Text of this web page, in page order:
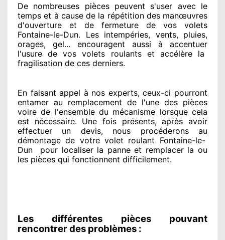
De nombreuses pièces peuvent s'user avec le
temps et à causede la répétition des manœuvres
d'ouverture et de fermeture de vos volets
Fontaine-le-Dun. Les intempéries, vents, pluies,
orages, gel... encouragent aussi à accentuer
l'usure de vos volets roulants et accélère la
fragilisation de ces derniers.
En faisant appel à nos experts, ceux-ci pourront
entamer au remplacement de l'une des pièces
voire de l'ensembledu mécanisme lorsque cela
est nécessaire. Une fois présents, après avoir
effectuer un devis, nous procéderons au
démontage de votre volet roulant Fontaine-le-
Dun
pour localiser la panne et remplacerla ou
les pièces qui fonctionnent difficilement.
Les différentes pièces pouvant
rencontrer des problèmes :